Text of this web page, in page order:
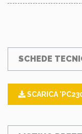
SCHEDE
SCARICA